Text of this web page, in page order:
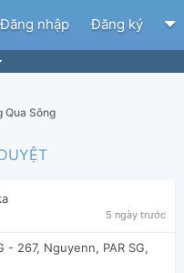
Đăng nhập Đăng ký
Qua Sông
5 ngày trước
- 267, Nguyenn, PAR SG,